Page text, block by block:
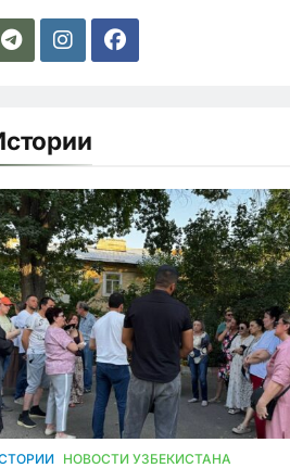
НОВОСТИ УЗБЕКИСТАНА